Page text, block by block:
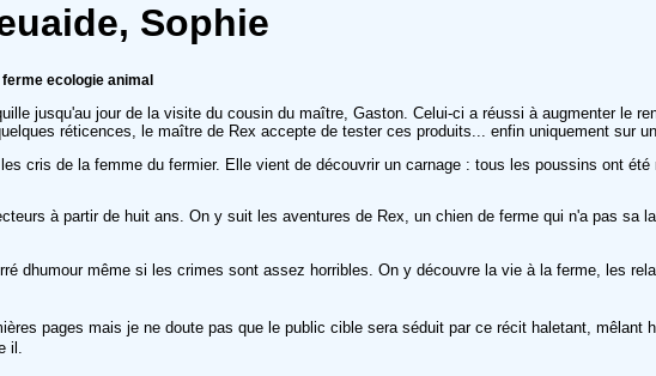
Sophie
ecologie animal
jusqu'au jour de la visite du cousin du maître, Gaston. Celui-ci a réussi à augmenter le
réticences, le maître de Rex accepte de tester ces produits... enfin uniquement sur
cris de la femme du fermier. Elle vient de découvrir un carnage : tous les poussins ont
à partir de huit ans. On y suit les aventures de Rex, un chien de ferme qui n'a pas sa
dhumour même si les crimes sont assez horribles. On y découvre la vie à la ferme, les
pages mais je ne doute pas que le public cible sera séduit par ce récit haletant,